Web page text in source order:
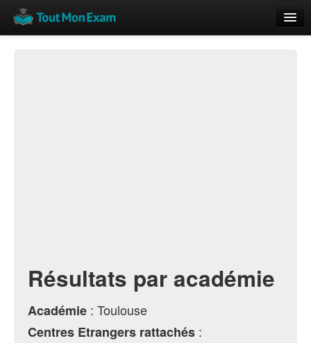
Résultats par académie
Académie : Toulouse
Centres Etrangers rattachés :